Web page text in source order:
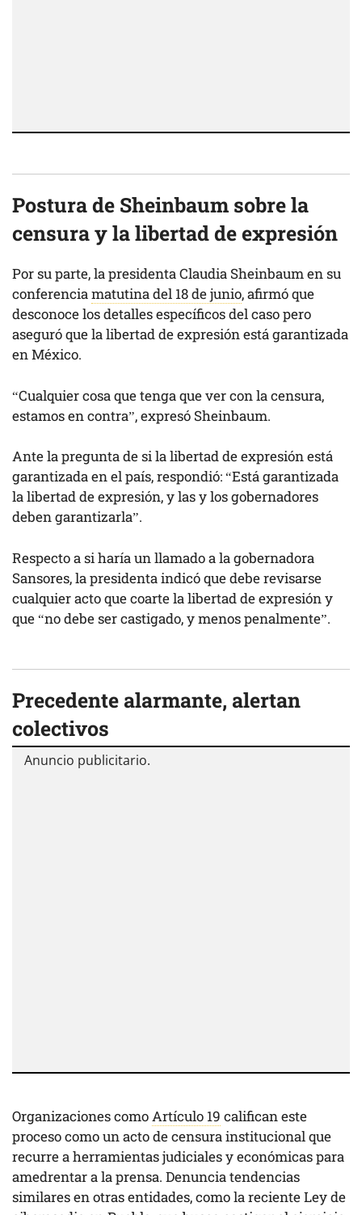
Postura de Sheinbaum sobre la
censura y la libertad de expresión
Por su parte, la presidenta Claudia Sheinbaum en su
conferenciamatutina del 18 de junio, afirmó que
desconoce los detalles específicos del caso pero
aseguró que la libertad de expresión está garantizada
en México.
“Cualquier cosa que tenga que ver con la censura,
estamos en contra”, expresó Sheinbaum.
Ante la pregunta de si la libertad de expresión está
garantizada en el país, respondió: “Está garantizada
la libertad de expresión, y las y los gobernadores
deben garantizarla”.
Respecto a si haría un llamado a la gobernadora
Sansores, la presidenta indicó que debe revisarse
cualquier acto que coarte la libertad de expresión y
que “no debe ser castigado, y menos penalmente”.
Precedente alarmante, alertan
colectivos
Organizaciones como Artículo 19 califican este
proceso como un acto de censura institucional que
recurre a herramientas judiciales y económicas para
amedrentar a la prensa. Denuncia tendencias
similares en otras entidades, como la reciente Ley de